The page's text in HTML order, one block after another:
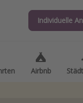
Individuelle
Airbnb
Individuelle
Airbnb